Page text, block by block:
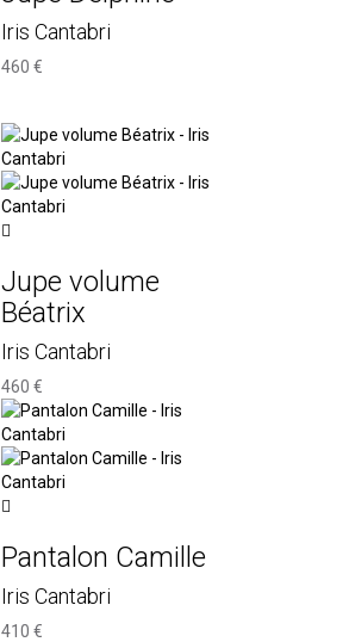
Iris Cantabri
460 €
Jupe volume
Béatrix
Iris Cantabri
460 €
Pantalon Camille
Iris Cantabri
410 €